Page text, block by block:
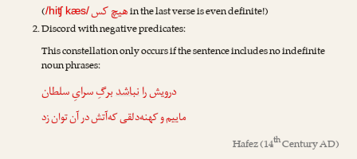
(/hiʧ kæs/هیچ کسin the last verse is even definite!)
Discord with negative predicates:
This constellation only occurs if the sentence includes no indefinite
noun phrases:
درویش رانباشدبرگِ سرایِ سلطان
ماییم و کهنه‌دلقی که‌آتش در آن توان زد
Hafez(14thCentury AD)